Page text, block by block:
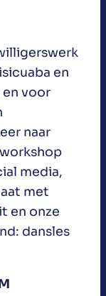
en
en voor
naar
media,
met
en onze
dansles